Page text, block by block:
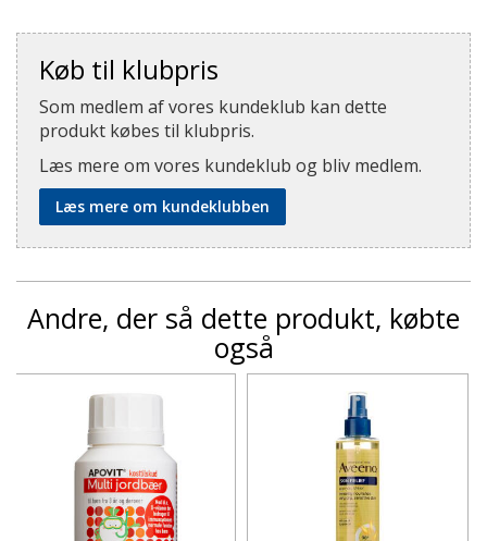
Køb til klubpris
Som medlem af vores kundeklub kan dette
produkt købes til klubpris.
Læs mere om vores kundeklub og bliv medlem.
Læs mere om kundeklubben
Andre, der så dette produkt, købte
også